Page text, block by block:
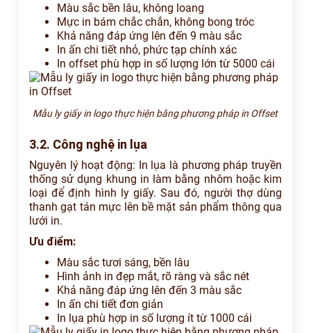
Màu sắc bền lâu, không loang
Mực in bám chắc chắn, không bong tróc
Khả năng đáp ứng lên đến 9 màu sắc
In ấn chi tiết nhỏ, phức tạp chính xác
In offset phù hợp in số lượng lớn từ 5000 cái
Mẫu ly giấy in logo thực hiện bằng phương pháp in Offset
3.2. Công nghệ in lụa
Nguyên lý hoạt động: In lụa là phương pháp truyền
thống sử dụng khung in làm bằng nhôm hoặc kim
loại để định hình ly giấy. Sau đó, người thợ dùng
thanh gạt tán mực lên bề mặt sản phẩm thông qua
lưới in.
Ưu điểm:
Màu sắc tươi sáng, bền lâu
Hình ảnh in đẹp mắt, rõ ràng và sắc nét
Khả năng đáp ứng lên đến 3 màu sắc
In ấn chi tiết đơn giản
In lụa phù hợp in số lượng ít từ 1000 cái